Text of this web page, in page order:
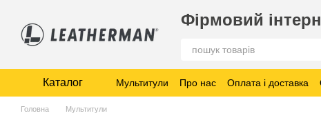
Фірмовий
Каталог Мультитули Про нас Оплата і доставка
Головна Мультитули